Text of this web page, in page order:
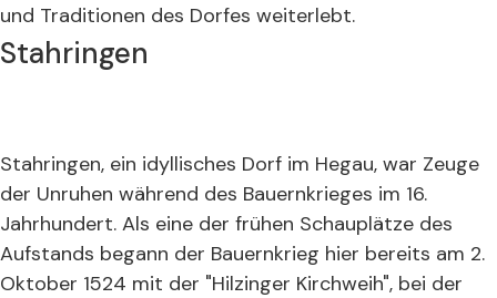
und Traditionen des Dorfes weiterlebt.
Stahringen
Stahringen, ein idyllisches Dorf im Hegau, war Zeuge
der Unruhen während des Bauernkrieges im 16.
Jahrhundert. Als eine der frühen Schauplätze des
Aufstands begann der Bauernkrieg hier bereits am 2.
Oktober 1524 mit der "Hilzinger Kirchweih", bei der